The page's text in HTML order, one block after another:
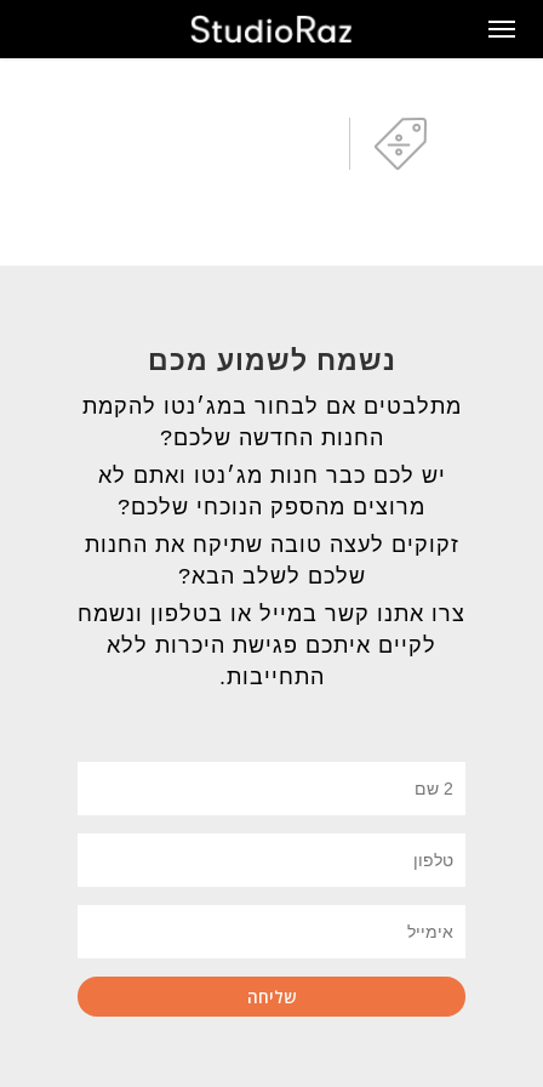
Skip
נשמח לשמוע מכם
מתלבטים אם לבחור במג׳נטו להקמת
החנות החדשה שלכם?
יש לכם כבר חנות מג׳נטו ואתם לא
מרוצים מהספק הנוכחי שלכם?
זקוקים לעצה טובה שתיקח את החנות
שלכם לשלב הבא?
צרו אתנו קשר במייל או בטלפון ונשמח
לקיים איתכם פגישת היכרות ללא
התחייבות.